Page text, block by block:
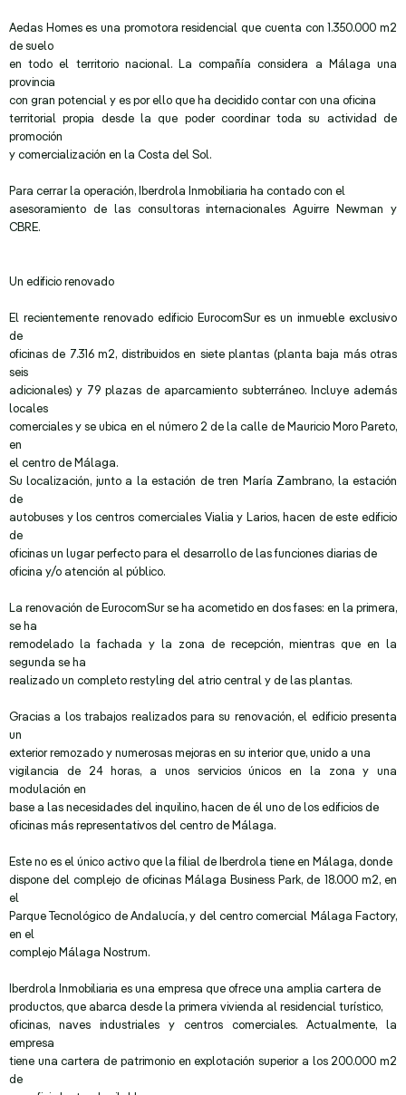
Aedas Homes es una promotora residencial que cuenta con 1.350.000 m2
de suelo
en todo el territorio nacional. La compañía considera a Málaga una
provincia
con gran potencial y es por ello que ha decidido contar con una oficina
territorial propia desde la que poder coordinar toda su actividad de
promoción
y comercialización en la Costa del Sol.
Para cerrar la operación, Iberdrola Inmobiliaria ha contado con el
asesoramiento de las consultoras internacionales Aguirre Newman y
CBRE.
Un edificio renovado
El recientemente renovado edificio EurocomSur es un inmueble exclusivo
de
oficinas de 7.316 m2, distribuidos en siete plantas (planta baja más otras
seis
adicionales) y 79 plazas de aparcamiento subterráneo. Incluye además
locales
comerciales y se ubica en el número 2 de la calle de Mauricio Moro Pareto,
en
el centro de Málaga.
Su localización, junto a la estación de tren María Zambrano, la estación
de
autobuses y los centros comerciales Vialia y Larios, hacen de este edificio
de
oficinas un lugar perfecto para el desarrollo de las funciones diarias de
oficina y/o atención al público.
La renovación de EurocomSur se ha acometido en dos fases: en la primera,
se ha
remodelado la fachada y la zona de recepción, mientras que en la
segunda se ha
realizado un completo restyling del atrio central y de las plantas.
Gracias a los trabajos realizados para su renovación, el edificio presenta
un
exterior remozado y numerosas mejoras en su interior que, unido a una
vigilancia de 24 horas, a unos servicios únicos en la zona y una
modulación en
base a las necesidades del inquilino, hacen de él uno de los edificios de
oficinas más representativos del centro de Málaga.
Este no es el único activo que la filial de Iberdrola tiene en Málaga, donde
dispone del complejo de oficinas Málaga Business Park, de 18.000 m2, en
el
Parque Tecnológico de Andalucía, y del centro comercial Málaga Factory,
en el
complejo Málaga Nostrum.
Iberdrola Inmobiliaria es una empresa que ofrece una amplia cartera de
productos, que abarca desde la primera vivienda al residencial turístico,
oficinas, naves industriales y centros comerciales. Actualmente, la
empresa
tiene una cartera de patrimonio en explotación superior a los 200.000 m2
de